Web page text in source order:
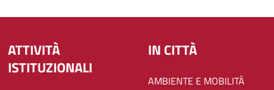
ATTIVITÀ
ISTITUZIONALI
IN CITTÀ
AMBIENTE E MOBILITÀ